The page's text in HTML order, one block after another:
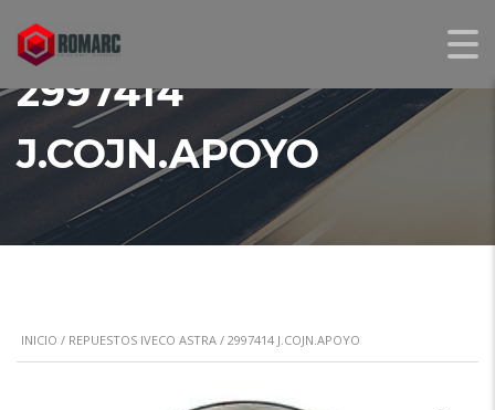
2997414
J.COJN.APOYO
INICIO / REPUESTOS IVECO ASTRA / 2997414 J.COJN.APOYO